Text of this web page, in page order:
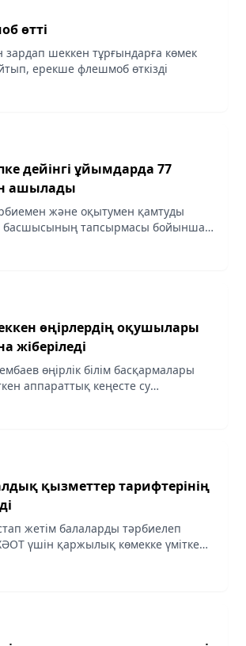
өтті
шеккен тұрғындарға көмек
ерекше флешмоб өткізді
дейінгі ұйымдарда 77
ашылады
және оқытумен қамтуды
басшысының тапсырмасы бойынша
дейінгі ұйымдарды іске
өңірлердің оқушылары
жіберіледі
өңірлік білім басқармалары
аппараттық кеңесте су
балаларды еліміздегі ең
қызметтер тарифтерінің
жетім балаларды тәрбиелеп
үшін қаржылық көмекке үміткер
akshamy.kz